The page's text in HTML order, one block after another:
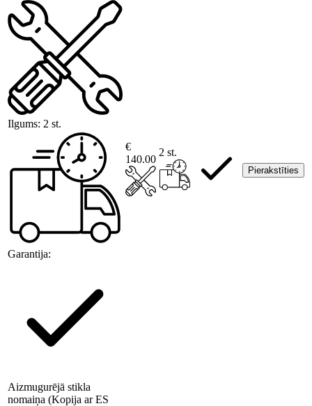
Ilgums: 2 st.
Garantija:
€
140.00
2 st.
Pierakstīties
Aizmugurējā stikla
nomaiņa (Kopija ar ES